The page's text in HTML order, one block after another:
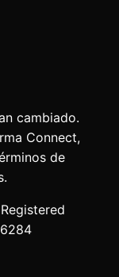
cambiado.
Connect,
de